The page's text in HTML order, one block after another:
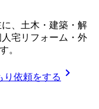
、土木・建築・解
宅リフォーム・外
。
り依頼をする chevron_right